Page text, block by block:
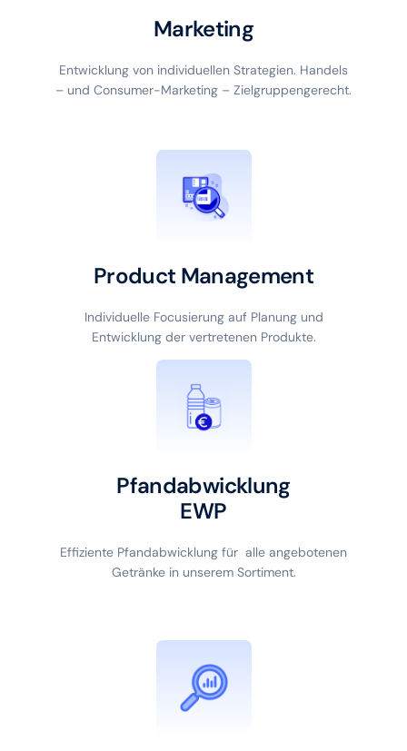
Marketing
Entwicklung von individuellen Strategien. Handels
– und Consumer-Marketing – Zielgruppengerecht.
Product Management
Individuelle Focusierung auf Planung und
Entwicklung der vertretenen Produkte.
Pfandabwicklung
EWP
Effiziente Pfandabwicklung für alle angebotenen
Getränke in unserem Sortiment.